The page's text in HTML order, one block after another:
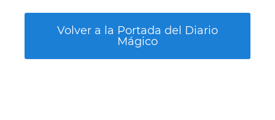
Volver a la Portada del Diario
Mágico